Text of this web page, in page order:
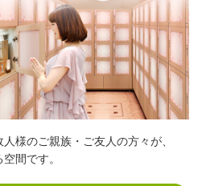
様のご親族・ご友人の方々が、
間です。